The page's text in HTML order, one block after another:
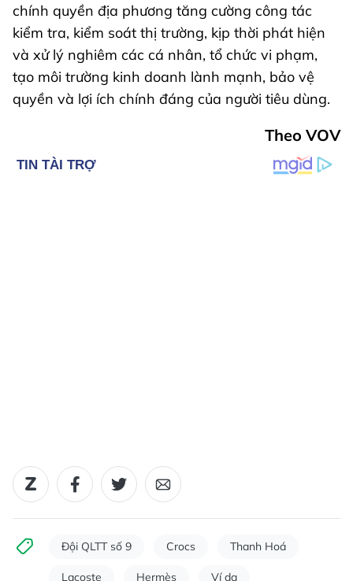
chính quyền địa phương tăng cường công tác
kiểm tra, kiểm soát thị trường, kịp thời phát hiện
và xử lý nghiêm các cá nhân, tổ chức vi phạm,
tạo môi trường kinh doanh lành mạnh, bảo vệ
quyền và lợi ích chính đáng của người tiêu dùng.
Theo VOV
Đội QLTT số 9 Crocs Thanh Hoá
Lacoste Hermès Ví da